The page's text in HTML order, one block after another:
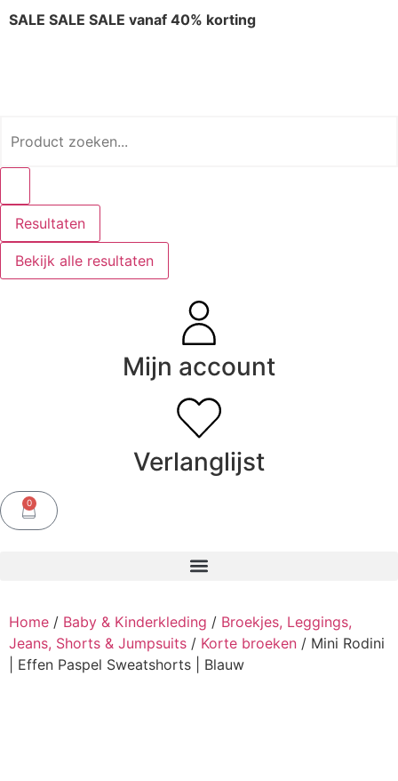
SALE SALE SALE vanaf 40% korting
Resultaten
Bekijk alle resultaten
Mijn account
Verlanglijst
0
Home / Baby & Kinderkleding / Broekjes, Leggings,
Jeans, Shorts & Jumpsuits / Korte broeken / Mini Rodini
| Effen Paspel Sweatshorts | Blauw